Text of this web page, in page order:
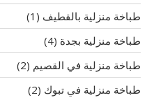
طباخة منزلية بالقطيف (1)
طباخة منزلية بجدة (4)
طباخة منزلية في القصيم (2)
طباخة منزلية في تبوك (2)